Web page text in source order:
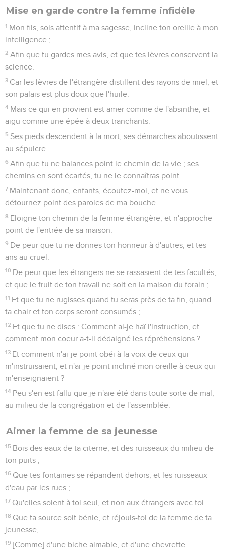
Mise en garde contre la femme infidèle
1 Mon fils, sois attentif à ma sagesse, incline ton oreille à mon
intelligence ;
2 Afin que tu gardes mes avis, et que tes lèvres conservent la
science.
3 Car les lèvres de l'étrangère distillent des rayons de miel, et
son palais est plus doux que l'huile.
4 Mais ce qui en provient est amer comme de l'absinthe, et
aigu comme une épée à deux tranchants.
5 Ses pieds descendent à la mort, ses démarches aboutissent
au sépulcre.
6 Afin que tu ne balances point le chemin de la vie ; ses
chemins en sont écartés, tu ne le connaîtras point.
7 Maintenant donc, enfants, écoutez-moi, et ne vous
détournez point des paroles de ma bouche.
8 Eloigne ton chemin de la femme étrangère, et n'approche
point de l'entrée de sa maison.
9 De peur que tu ne donnes ton honneur à d'autres, et tes
ans au cruel.
10 De peur que les étrangers ne se rassasient de tes facultés,
et que le fruit de ton travail ne soit en la maison du forain ;
11 Et que tu ne rugisses quand tu seras près de ta fin, quand
ta chair et ton corps seront consumés ;
12 Et que tu ne dises : Comment ai-je haï l'instruction, et
comment mon coeur a-t-il dédaigné les répréhensions ?
13 Et comment n'ai-je point obéi à la voix de ceux qui
m'instruisaient, et n'ai-je point incliné mon oreille à ceux qui
m'enseignaient ?
14 Peu s'en est fallu que je n'aie été dans toute sorte de mal,
au milieu de la congrégation et de l'assemblée.
Aimer la femme de sa jeunesse
15 Bois des eaux de ta citerne, et des ruisseaux du milieu de
ton puits ;
16 Que tes fontaines se répandent dehors, et les ruisseaux
d'eau par les rues ;
17 Qu'elles soient à toi seul, et non aux étrangers avec toi.
18 Que ta source soit bénie, et réjouis-toi de la femme de ta
jeunesse,
19 [Comme] d'une biche aimable, et d'une chevrette